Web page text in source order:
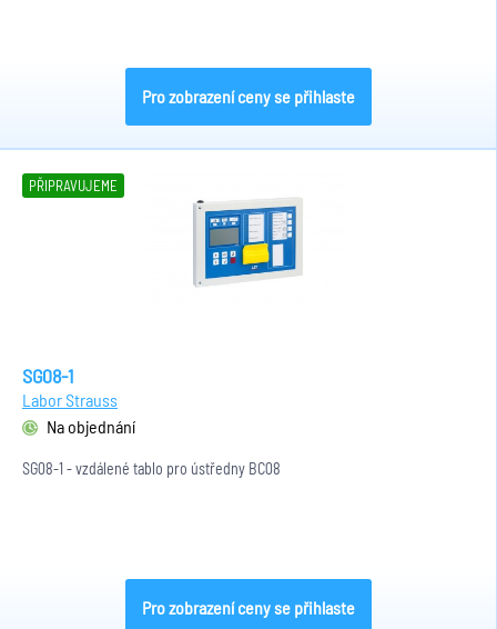
Pro zobrazení ceny se přihlaste
PŘIPRAVUJEME
SG08-1
Labor Strauss
Na objednání
SG08-1 - vzdálené tablo pro ústředny BC08
Pro zobrazení ceny se přihlaste